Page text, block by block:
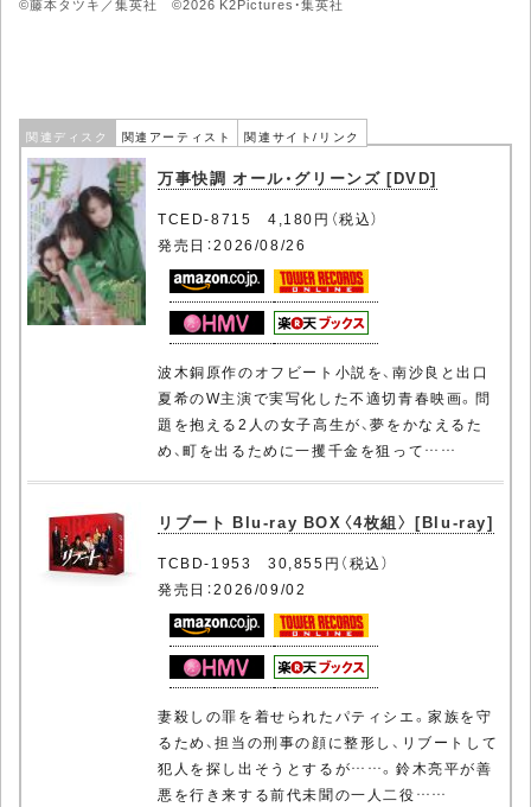
©藤本タツキ／集英社 ©2026 K2Pictures・集英社
関連ディスク 関連アーティスト 関連サイト/リンク
万事快調 オール・グリーンズ [DVD]
TCED-8715 4,180円（税込）
発売日：2026/08/26
波木銅原作のオフビート小説を、南沙良と出口
夏希のW主演で実写化した不適切青春映画。問
題を抱える2人の女子高生が、夢をかなえるた
め、町を出るために一攫千金を狙って……
リブート Blu-ray BOX〈4枚組〉 [Blu-ray]
TCBD-1953 30,855円（税込）
発売日：2026/09/02
妻殺しの罪を着せられたパティシエ。家族を守
るため、担当の刑事の顔に整形し、リブートして
犯人を探し出そうとするが……。鈴木亮平が善
悪を行き来する前代未聞の一人二役……